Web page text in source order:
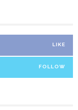
LIKE
FOLLOW